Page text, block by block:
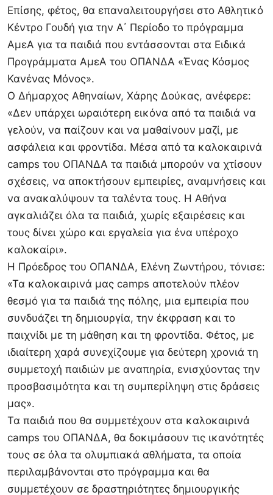
Επίσης, φέτος, θα επαναλειτουργήσει στο Αθλητικό
Κέντρο Γουδή για την Α΄ Περίοδο το πρόγραμμα
ΑμεΑ για τα παιδιά που εντάσσονται στα Ειδικά
Προγράμματα ΑμεΑ του ΟΠΑΝΔΑ «Ένας Κόσμος
Κανένας Μόνος».
Ο Δήμαρχος Αθηναίων, Χάρης Δούκας, ανέφερε:
«Δεν υπάρχει ωραιότερη εικόνα από τα παιδιά να
γελούν, να παίζουν και να μαθαίνουν μαζί, με
ασφάλεια και φροντίδα. Μέσα από τα καλοκαιρινά
camps του ΟΠΑΝΔΑ τα παιδιά μπορούν να χτίσουν
σχέσεις, να αποκτήσουν εμπειρίες, αναμνήσεις και
να ανακαλύψουν τα ταλέντα τους. Η Αθήνα
αγκαλιάζει όλα τα παιδιά, χωρίς εξαιρέσεις και
τους δίνει χώρο και εργαλεία για ένα υπέροχο
καλοκαίρι».
Η Πρόεδρος του ΟΠΑΝΔΑ, Ελένη Ζωντήρου, τόνισε:
«Τα καλοκαιρινά μας camps αποτελούν πλέον
θεσμό για τα παιδιά της πόλης, μια εμπειρία που
συνδυάζει τη δημιουργία, την έκφραση και το
παιχνίδι με τη μάθηση και τη φροντίδα. Φέτος, με
ιδιαίτερη χαρά συνεχίζουμε για δεύτερη χρονιά τη
συμμετοχή παιδιών με αναπηρία, ενισχύοντας την
προσβασιμότητα και τη συμπερίληψη στις δράσεις
μας».
Τα παιδιά που θα συμμετέχουν στα καλοκαιρινά
camps του ΟΠΑΝΔΑ, θα δοκιμάσουν τις ικανότητές
τους σε όλα τα ολυμπιακά αθλήματα, τα οποία
περιλαμβάνονται στο πρόγραμμα και θα
συμμετέχουν σε δραστηριότητες δημιουργικής